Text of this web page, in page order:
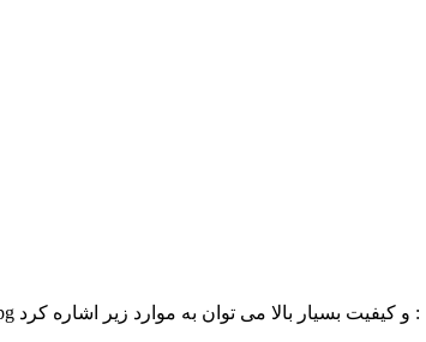
از ویژگی های عکس با کیفیت پیتزا سبزیجات با فرمت jpg و کیفیت بسیار بالا می توان به موارد زیر اشاره کرد :